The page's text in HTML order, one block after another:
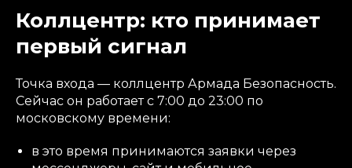
Коллцентр: кто принимает
первый сигнал
Точка входа — коллцентр Армада Безопасность.
Сейчас он работает с 7:00 до 23:00 по
московскому времени:
в это время принимаются заявки через